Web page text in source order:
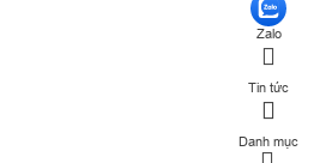
Zalo
Tin tức
Danh mục